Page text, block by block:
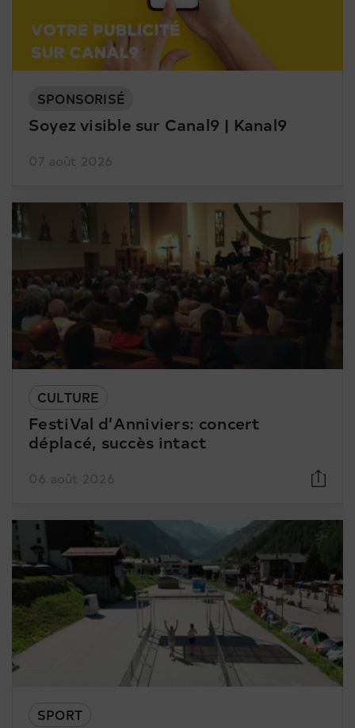
SPONSORISÉ
Soyez visible sur Canal9 | Kanal9
07 août 2026
CULTURE
FestiVal d’Anniviers: concert
déplacé, succès intact
06 août 2026
SPORT